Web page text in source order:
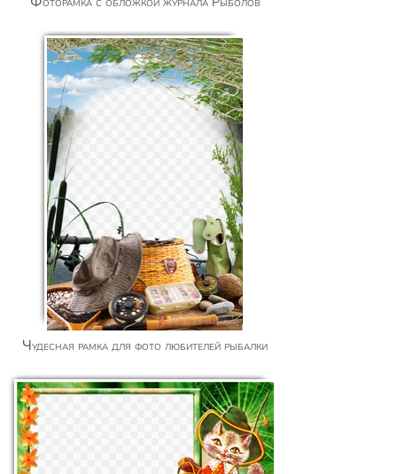
Чудесная рамка для фото любителей рыбалки